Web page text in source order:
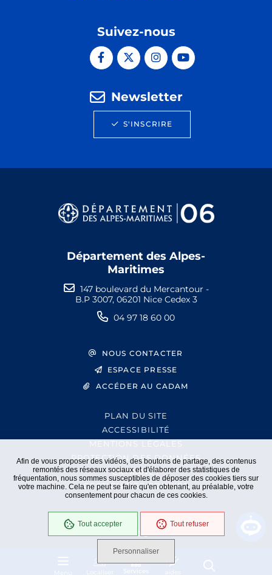
Afin de vous proposer des vidéos, des boutons de partage, des contenus
remontés des réseaux sociaux et d'élaborer des statistiques de
fréquentation, nous sommes susceptibles de déposer des cookies tiers sur
votre machine. Cela ne peut se faire qu'en obtenant, au préalable, votre
consentement pour chacun de ces cookies.
Tout accepter Tout refuser
Personnaliser
Services aides
Suivez-nous
Newsletter
S'INSCRIRE
Département des Alpes-
Maritimes
147 boulevard du Mercantour -
B.P 3007, 06201 Nice Cedex 3
04 97 18 60 00
NOUS CONTACTER
ESPACE PRESSE
ACCÉDER AU CADAM
PLAN DU SITE
ACCESSIBILITÉ
MENTIONS LÉGALES
PROTECTION DES DONNÉES
EXTRANET
GESTION DES COOKIES
En cours